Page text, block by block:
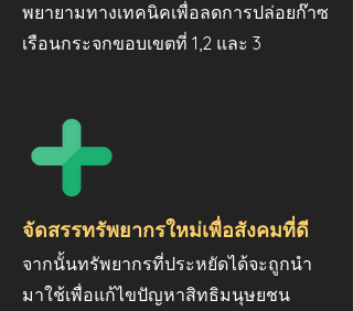
พยายามทางเทคนิคเพื่อลดการปล่อยก๊าซ
เรือนกระจกขอบเขตที่ 1,2 และ 3
จัดสรรทรัพยากรใหม่เพื่อสังคมที่ดี
จากนั้นทรัพยากรที่ประหยัดได้จะถูกนำ
มาใช้เพื่อแก้ไขปัญหาสิทธิมนุษยชน